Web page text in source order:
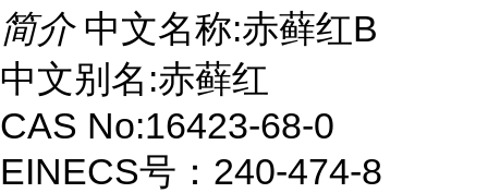
简介 中文名称:赤藓红B
中文别名:赤藓红
CAS No:16423-68-0
EINECS号：240-474-8